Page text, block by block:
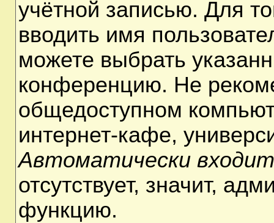
учётной записью. Для
вводить имя
можете выбрать
конференцию. Не
общедоступном
интернет-кафе,
Автоматически
отсутствует, значит,
функцию.